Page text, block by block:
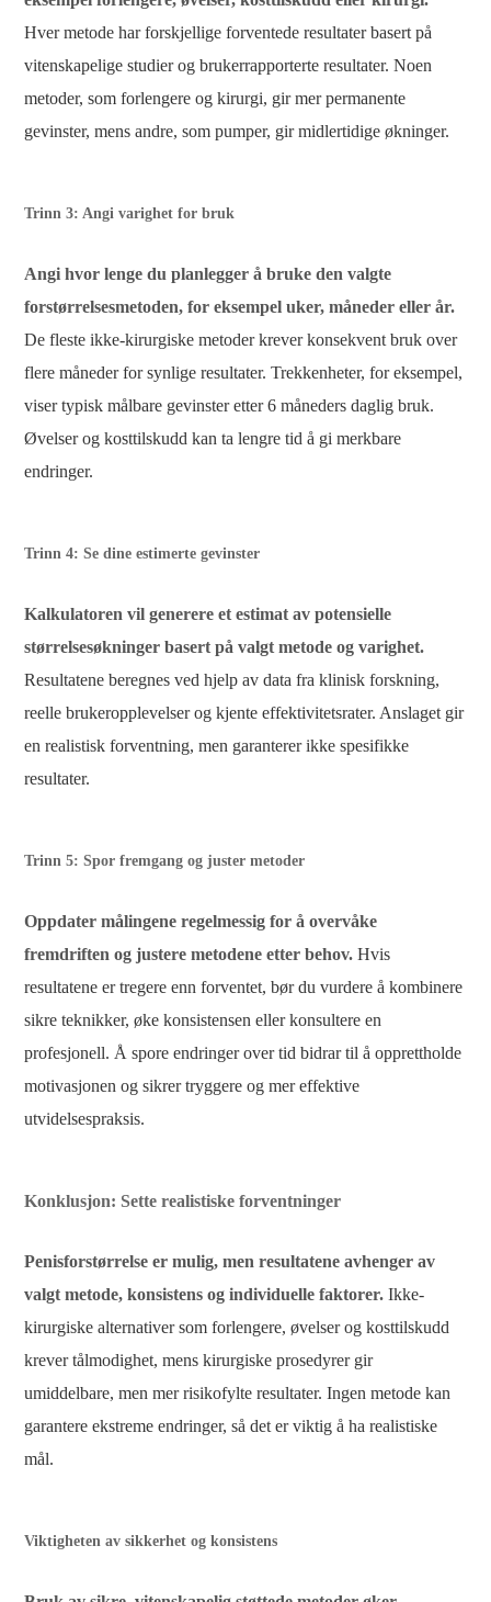
Hver metode har forskjellige forventede resultater basert på
vitenskapelige studier og brukerrapporterte resultater. Noen
metoder, som forlengere og kirurgi, gir mer permanente
gevinster, mens andre, som pumper, gir midlertidige økninger.
Trinn 3: Angi varighet for bruk
Angi hvor lenge du planlegger å bruke den valgte
forstørrelsesmetoden, for eksempel uker, måneder eller år.
De fleste ikke-kirurgiske metoder krever konsekvent bruk over
flere måneder for synlige resultater. Trekkenheter, for eksempel,
viser typisk målbare gevinster etter 6 måneders daglig bruk.
Øvelser og kosttilskudd kan ta lengre tid å gi merkbare
endringer.
Trinn 4: Se dine estimerte gevinster
Kalkulatoren vil generere et estimat av potensielle
størrelsesøkninger basert på valgt metode og varighet.
Resultatene beregnes ved hjelp av data fra klinisk forskning,
reelle brukeropplevelser og kjente effektivitetsrater. Anslaget gir
en realistisk forventning, men garanterer ikke spesifikke
resultater.
Trinn 5: Spor fremgang og juster metoder
Oppdater målingene regelmessig for å overvåke
fremdriften og justere metodene etter behov. Hvis
resultatene er tregere enn forventet, bør du vurdere å kombinere
sikre teknikker, øke konsistensen eller konsultere en
profesjonell. Å spore endringer over tid bidrar til å opprettholde
motivasjonen og sikrer tryggere og mer effektive
utvidelsespraksis.
Konklusjon: Sette realistiske forventninger
Penisforstørrelse er mulig, men resultatene avhenger av
valgt metode, konsistens og individuelle faktorer. Ikke-
kirurgiske alternativer som forlengere, øvelser og kosttilskudd
krever tålmodighet, mens kirurgiske prosedyrer gir
umiddelbare, men mer risikofylte resultater. Ingen metode kan
garantere ekstreme endringer, så det er viktig å ha realistiske
mål.
Viktigheten av sikkerhet og konsistens